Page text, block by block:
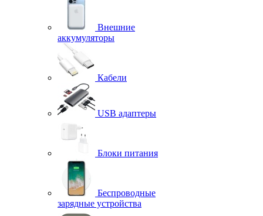
Внешние
аккумуляторы
Кабели
USB адаптеры
Блоки питания
Беспроводные
зарядные устройства